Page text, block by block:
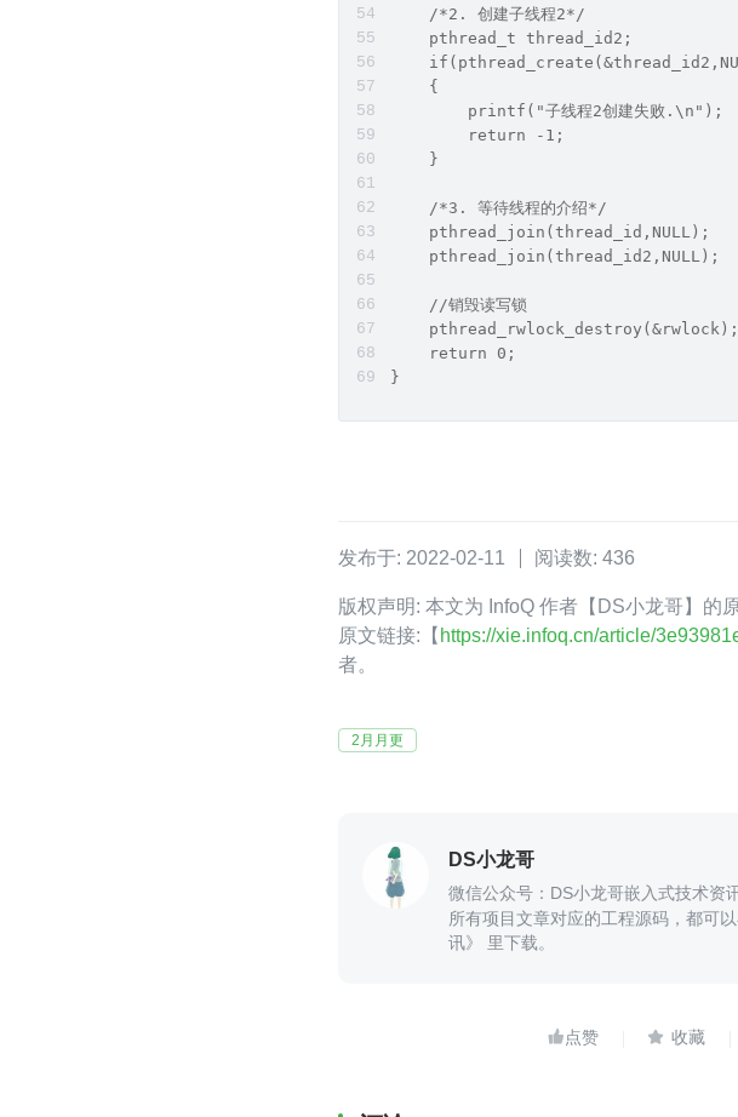
    /*2. 创建子线程2*/
    pthread_t thread_id2;
    {
        printf("子线程2创建失败.\n");
        return -1;
    }
    /*3. 等待线程的介绍*/
    pthread_join(thread_id,NULL);
    pthread_join(thread_id2,NULL);
    //销毁读写锁
    pthread_rwlock_destroy(&rwlock);
    return 0;
}
发布于: 2022-02-11 阅读数: 436
版权声明: 本文为 InfoQ 作者【DS小龙哥】的
原文链接:【 https://xie.infoq.cn/article/
者。
2月月更
DS小龙哥
微信公众号：DS小龙哥嵌入式技术资
所有项目文章对应的工程源码，都可
讯》 里下载。
 